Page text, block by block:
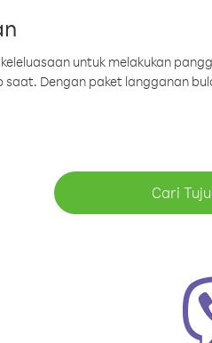
untuk melakukan
Dengan paket langganan
Cari